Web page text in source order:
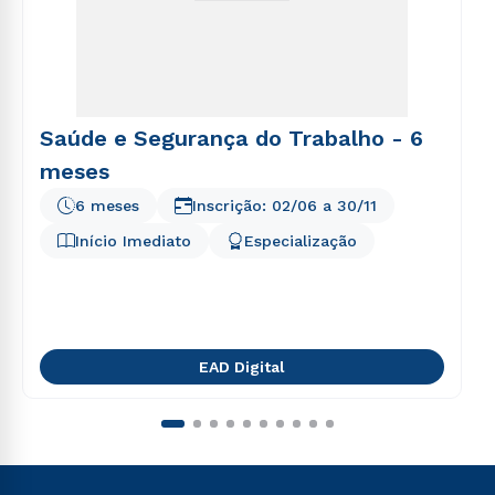
Saúde e Segurança do Trabalho - 6
meses
Início Imediato
6 meses
Especialização
Inscrição: 02/06 a 30/11
EAD Digital